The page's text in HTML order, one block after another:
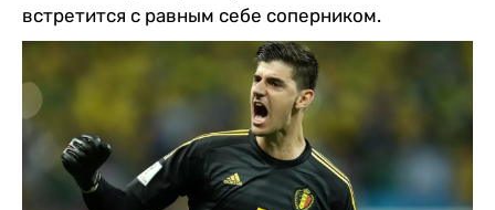
встретится с равным себе соперником.